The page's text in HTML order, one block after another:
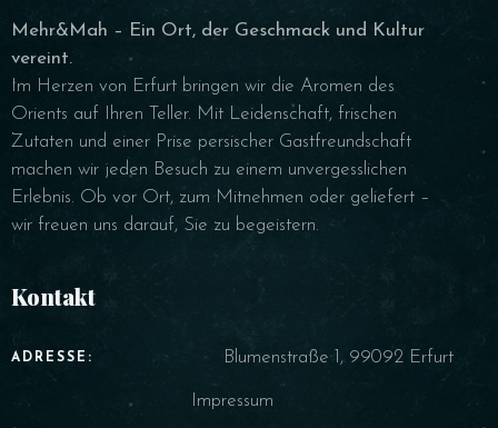
Mehr&Mah – Ein Ort, der Geschmack und Kultur
vereint.
Im Herzen von Erfurt bringen wir die Aromen des
Orients auf Ihren Teller. Mit Leidenschaft, frischen
Zutaten und einer Prise persischer Gastfreundschaft
machen wir jeden Besuch zu einem unvergesslichen
Erlebnis. Ob vor Ort, zum Mitnehmen oder geliefert –
wir freuen uns darauf, Sie zu begeistern.
Kontakt
ADRESSE: Blumenstraße 1, 99092 Erfurt
Impressum